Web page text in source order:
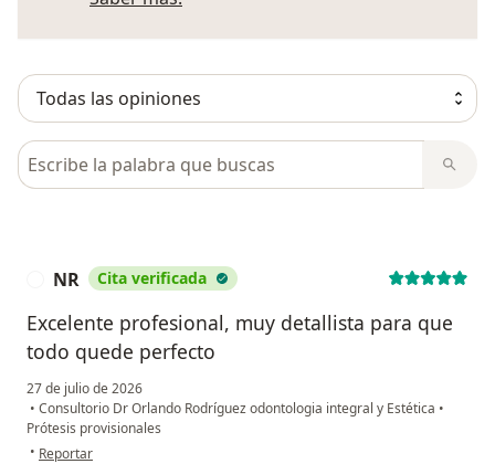
Busca en opiniones
NR Cita verificada
Excelente profesional, muy detallista para que
todo quede perfecto
27 de julio de 2026
• Consultorio Dr Orlando Rodríguez odontologia integral y Estética •
Prótesis provisionales
• en opinión del usuario NR
Reportar